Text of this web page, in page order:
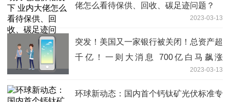
佬怎么看待保供、回收、碳足迹问题？
2023-03-13
突发！美国又一家银行被关闭！总资产超
千亿！一则大消息 700亿白马飙涨
2023-03-13
环球新动态：国内首个钙钛矿光伏标准专